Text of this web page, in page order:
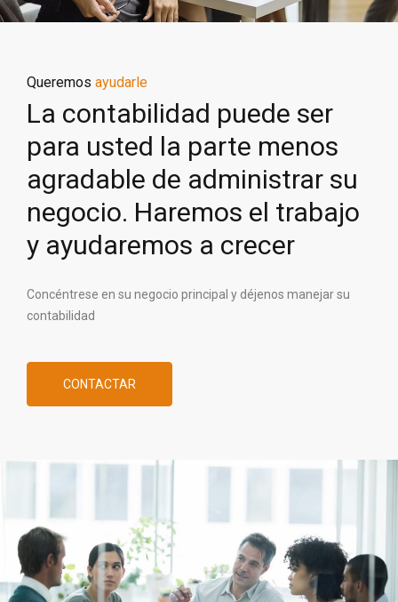
Queremos ayudarle
La contabilidad puede ser
para usted la parte menos
agradable de administrar su
negocio. Haremos el trabajo
y ayudaremos a crecer
Concéntrese en su negocio principal y déjenos manejar su
contabilidad
CONTACTAR